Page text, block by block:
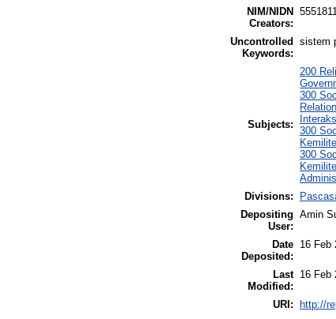
NIM/NIDN
Creators:
Uncontrolled
Keywords:
sistem
Subjects:
200
300
300
300
Divisions:
Depositing
User:
Amin
Date
Deposited:
16 Feb
Last
Modified:
16 Feb
URI: http://